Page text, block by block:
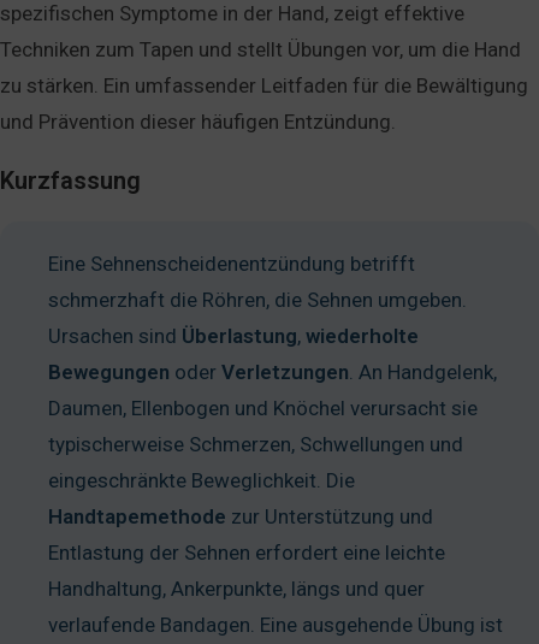
spezifischen Symptome in der Hand, zeigt effektive
Techniken zum Tapen und stellt Übungen vor, um die Hand
zu stärken. Ein umfassender Leitfaden für die Bewältigung
und Prävention dieser häufigen Entzündung.
Kurzfassung
Eine Sehnenscheidenentzündung betrifft
schmerzhaft die Röhren, die Sehnen umgeben.
Ursachen sind Überlastung, wiederholte
Bewegungen oder Verletzungen. An Handgelenk,
Daumen, Ellenbogen und Knöchel verursacht sie
typischerweise Schmerzen, Schwellungen und
eingeschränkte Beweglichkeit. Die
Handtapemethode zur Unterstützung und
Entlastung der Sehnen erfordert eine leichte
Handhaltung, Ankerpunkte, längs und quer
verlaufende Bandagen. Eine ausgehende Übung ist